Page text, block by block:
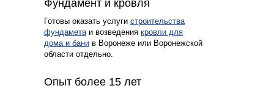
Фундамент и кровля
Готовы оказать услуги строительства
фундаметаи возведения кровли для
дома и бани в Воронеже или Воронежской
области отдельно.
Опыт более 15 лет